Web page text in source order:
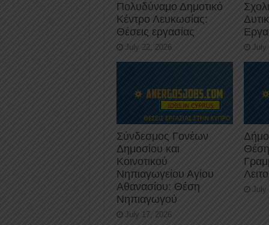
Πολυδύναμο Δημοτικό
Κέντρο Λευκωσίας:
Θέσεις εργασίας
July 22, 2026 July
Σύνδεσμος Γονέων
Δημοσίου και
Κοινοτικού
Νηπιαγωγείου Αγίου
Αθανασίου: Θέση
Νηπιαγωγού
July 17, 2026
July